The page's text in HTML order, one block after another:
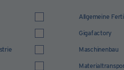
Allgemeine
Gigafactory
Maschinenbau